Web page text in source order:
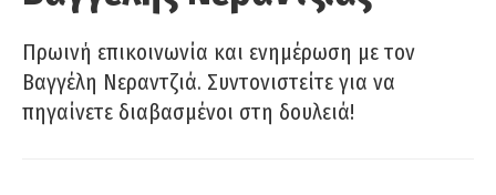
Πρωινή επικοινωνία και ενημέρωση με τον
Βαγγέλη Νεραντζιά. Συντονιστείτε για να
πηγαίνετε διαβασμένοι στη δουλειά!